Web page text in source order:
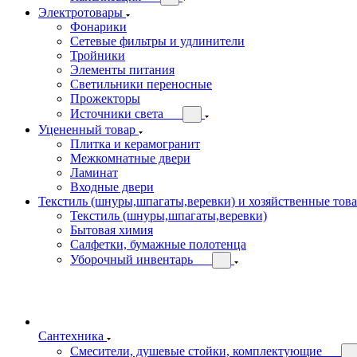
Электротовары
Фонарики
Сетевые фильтры и удлинители
Тройники
Элементы питания
Светильники переносные
Прожекторы
Источники света
Уцененный товар
Плитка и керамогранит
Межкомнатные двери
Ламинат
Входные двери
Текстиль (шнуры,шпагаты,веревки) и хозяйственные
Текстиль (шнуры,шпагаты,веревки)
Бытовая химия
Салфетки, бумажные полотенца
Уборочный инвентарь
Сантехника
Смесители, душевые стойки, комплектующие